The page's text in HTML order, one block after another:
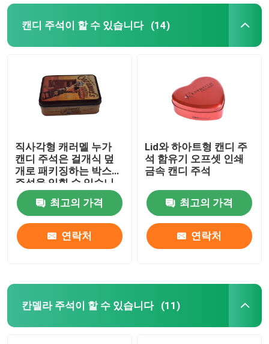
비디오
캔디 주석이 할 수 있습니다 (14)
직사각형 캐러멜 누가
캔디 주석은 걸개식 덮
개로 패키징하는 박스에
주석을 입힐 수 있습니
다
최고의 가격
연락처
Lid와 하아트형 캔디 주
석 함유기 오프셋 인쇄
금속 캔디 주석
최고의 가격
연락처
칸델라 주석이 할 수 있습니다 (11)